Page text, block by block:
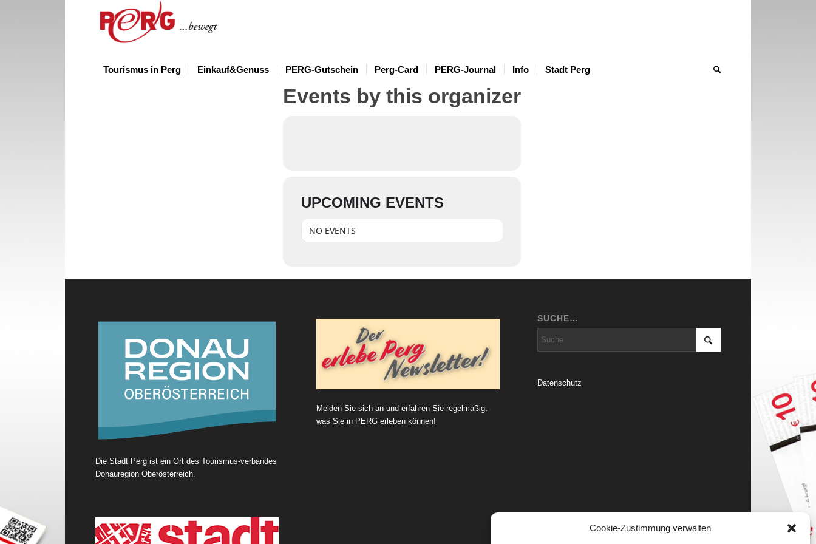
Cookie-Zustimmung verwalten
Tourismus in Perg Einkauf&Genuss PERG-Gutschein Perg-Card PERG-Journal Info Stadt Perg
Events by this organizer
UPCOMING EVENTS
NO EVENTS
Die Stadt Perg ist ein Ort des Tourismus-verbandes
Donauregion Oberösterreich.
Melden Sie sich an und erfahren Sie regelmäßig,
was Sie in PERG erleben können!
SUCHE…
Datenschutz